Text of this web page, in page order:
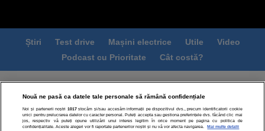
Știri Test drive Mașini electrice Utile
Video
Podcast cu Prioritate
Cât costă?
Termeni si conditii
Politica de confidentialitate
Politica de cookies
Echipa editorială
Contact
Modifică Setările
Nouă ne pasă ca datele tale personale să rămână confidențiale
Noi și partenerii noștri 1017stocăm și/sau accesăm informații pe dispozitivul dvs., precum identificatorii cookie
unici pentru prelucrarea datelor cu caracter personal. Puteți accepta sau gestiona preferințele dvs. făcând clic mai
jos, respectiv vă puteți opune utilizării unui interes legitim în orice moment pe pagina cu politica de
confidențialitate. Aceste alegeri vor fi raportate partenerilor noștri și nu vă vor afecta navigarea.
Mai multe detalii